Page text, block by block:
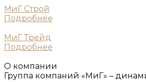
МиГ Строй
Подробнее
МиГ Трейд
Подробнее
О компании
Группа компаний «МиГ» –